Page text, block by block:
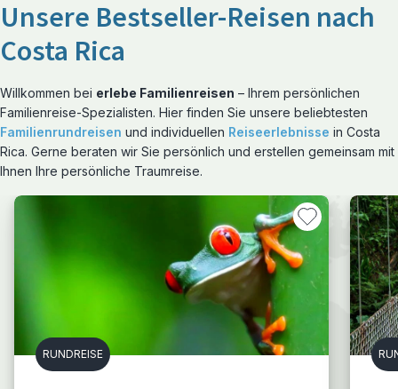
Unsere Bestseller-Reisen nach
Costa Rica
Willkommen bei erlebe Familienreisen – Ihrem persönlichen
Familienreise-Spezialisten. Hier finden Sie unsere beliebtesten
Familienrundreisen und individuellen Reiseerlebnisse in Costa
Rica. Gerne beraten wir Sie persönlich und erstellen gemeinsam mit
Ihnen Ihre persönliche Traumreise.
RUNDREISE